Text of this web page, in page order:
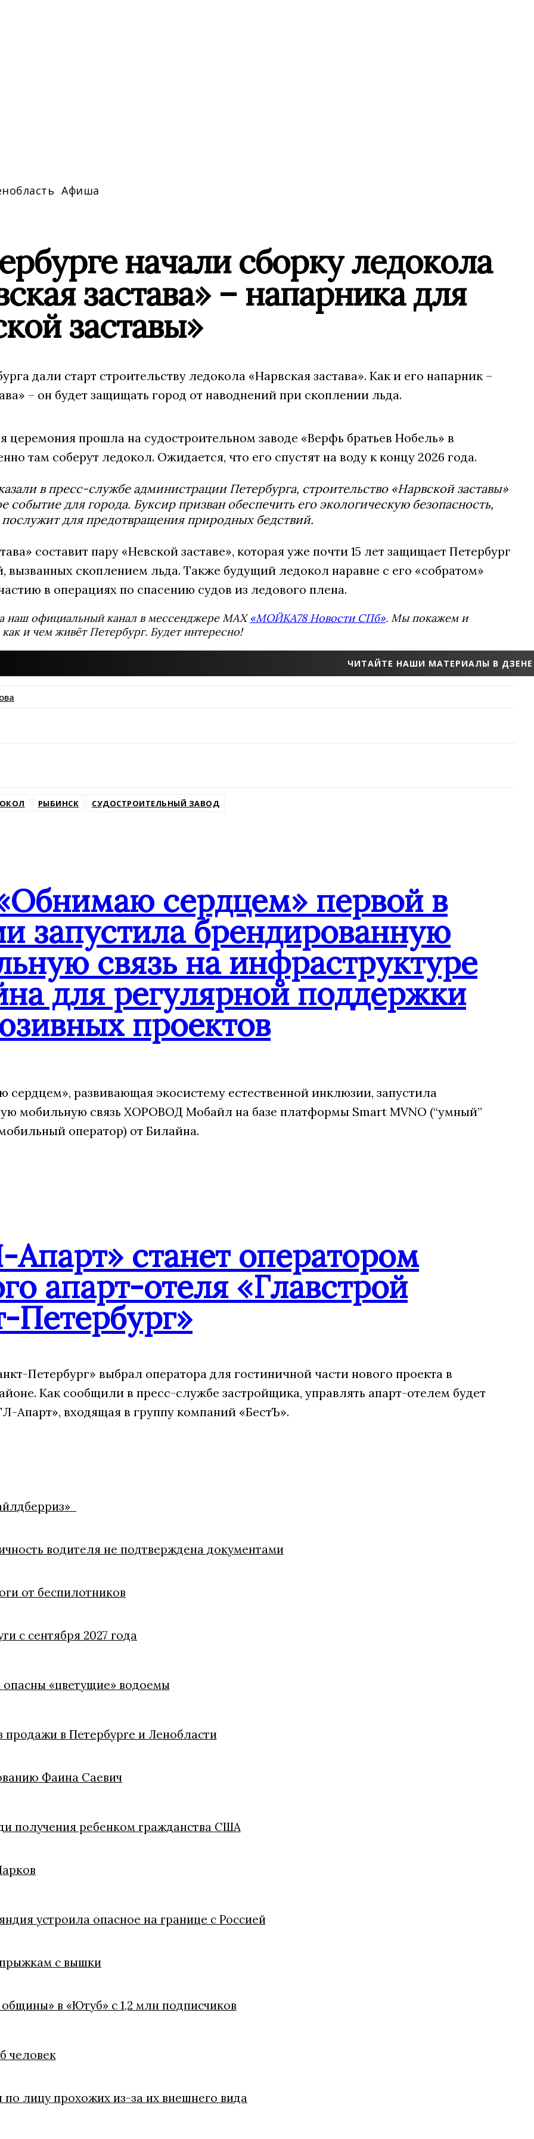
Афиша
начали сборку ледокола
застава» – напарника для
заставы»
дали старт строительству ледокола «Нарвская застава». Как и его напарник –
– он будет защищать город от наводнений при скоплении льда.
церемония прошла на судостроительном заводе «Верфь братьев Нобель» в
там соберут ледокол. Ожидается, что его спустят на воду к концу 2026 года.
в пресс-службе администрации Петербурга, строительство «Нарвской заставы»
событие для города. Буксир призван обеспечить его экологическую безопасность,
послужит для предотвращения природных бедствий.
составит пару «Невской заставе», которая уже почти 15 лет защищает Петербург
вызванных скоплением льда. Также будущий ледокол наравне с его «собратом»
в операциях по спасению судов из ледового плена.
наш официальный канал в мессенджере MAX«МОЙКА78 Новости СПб». Мы покажем и
и чем живёт Петербург. Будет интересно!
ЧИТАЙТЕ НАШИ МАТЕРИАЛЫ В ДЗЕНЕ
РЫБИНСК СУДОСТРОИТЕЛЬНЫЙ ЗАВОД
сердцем» первой в
запустила брендированную
связь на инфраструктуре
для регулярной поддержки
проектов
развивающая экосистему естественной инклюзии, запустила
мобильную связь ХОРОВОД Мобайл на базе платформы Smart MVNO (“умный”
оператор) от Билайна.
станет оператором
апарт-отеля «Главстрой
Петербург»
Петербург» выбрал оператора для гостиничной части нового проекта в
Как сообщили в пресс-службе застройщика, управлять апарт-отелем будет
Апарт», входящая в группу компаний «БестЪ».
водителя не подтверждена документами
от беспилотников
с сентября 2027 года
«цветущие» водоемы
продажи в Петербурге и Ленобласти
Фаина Саевич
получения ребенком гражданства США
устроила опасное на границе с Россией
с вышки
в «Ютуб» с 1,2 млн подписчиков
человек
лицу прохожих из-за их внешнего вида